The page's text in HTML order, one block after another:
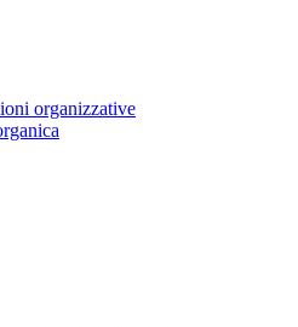
organizzative